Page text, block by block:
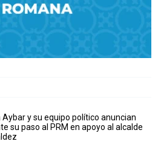
Aybar y su equipo político anuncian
su paso al PRM en apoyo al alcalde